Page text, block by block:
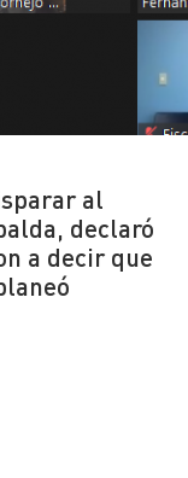
al
declaró
a decir que